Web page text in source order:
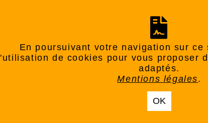
En poursuivant votre navigation sur ce
l'utilisation de cookies pour vous proposer
adaptés.
Mentions légales.
OK